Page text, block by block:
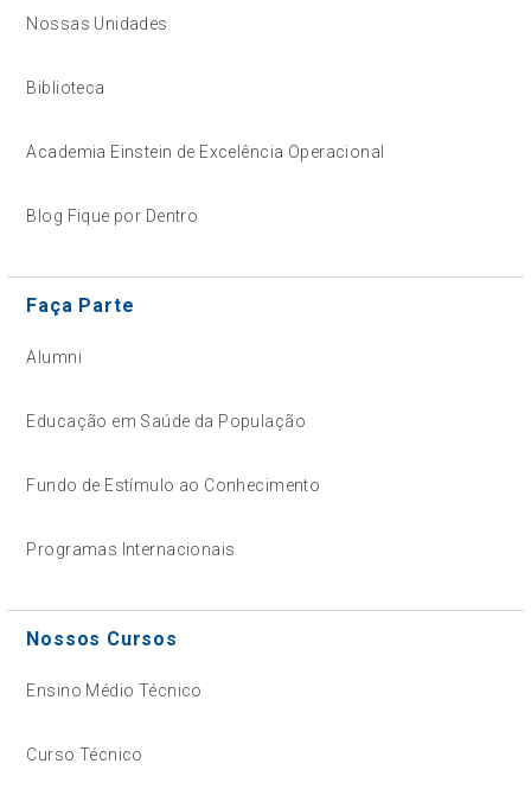
Nossas Unidades
Biblioteca
Academia Einstein de Excelência Operacional
Blog Fique por Dentro
Faça Parte
Alumni
Educação em Saúde da População
Fundo de Estímulo ao Conhecimento
Programas Internacionais
Nossos Cursos
Ensino Médio Técnico
Curso Técnico